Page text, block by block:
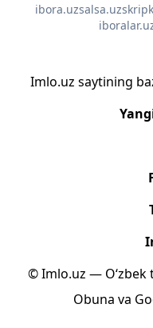
ibora.uzsalsa.uz
Imlo.uz saytining
© Imlo.uz — O‘zbek
Obuna va